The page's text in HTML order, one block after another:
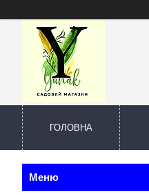
ГОЛОВНА